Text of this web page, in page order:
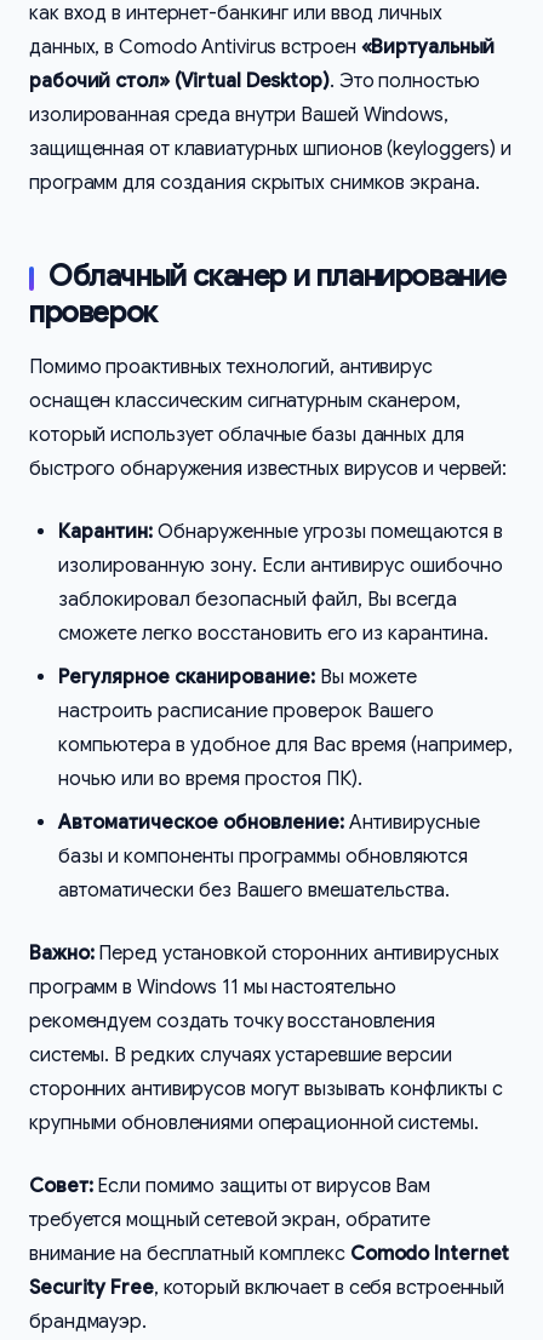
как вход в интернет-банкинг или ввод личных
данных, в Comodo Antivirus встроен «Виртуальный
рабочий стол» (Virtual Desktop). Это полностью
изолированная среда внутри Вашей Windows,
защищенная от клавиатурных шпионов (keyloggers) и
программ для создания скрытых снимков экрана.
Облачный сканер и планирование
проверок
Помимо проактивных технологий, антивирус
оснащен классическим сигнатурным сканером,
который использует облачные базы данных для
быстрого обнаружения известных вирусов и червей:
Карантин: Обнаруженные угрозы помещаются в
изолированную зону. Если антивирус ошибочно
заблокировал безопасный файл, Вы всегда
сможете легко восстановить его из карантина.
Регулярное сканирование: Вы можете
настроить расписание проверок Вашего
компьютера в удобное для Вас время (например,
ночью или во время простоя ПК).
Автоматическое обновление: Антивирусные
базы и компоненты программы обновляются
автоматически без Вашего вмешательства.
Важно:Перед установкой сторонних антивирусных
программ в Windows 11 мы настоятельно
рекомендуем создать точку восстановления
системы. В редких случаях устаревшие версии
сторонних антивирусов могут вызывать конфликты с
крупными обновлениями операционной системы.
Совет:Если помимо защиты от вирусов Вам
требуется мощный сетевой экран, обратите
внимание на бесплатный комплекс Comodo Internet
Security Free, который включает в себя встроенный
брандмауэр.